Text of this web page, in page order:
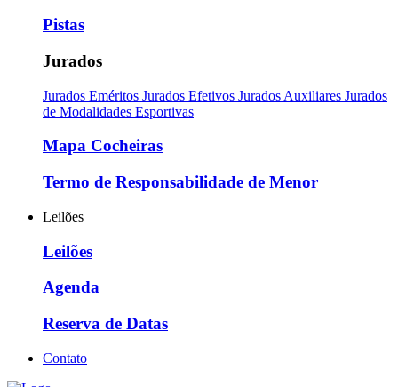
Pistas
Jurados
Jurados Eméritos Jurados Efetivos Jurados Auxiliares Jurados
de Modalidades Esportivas
Mapa Cocheiras
Termo de Responsabilidade de Menor
Leilões
Leilões
Agenda
Reserva de Datas
Contato